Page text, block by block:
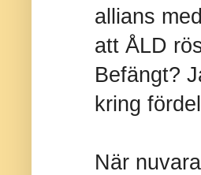
allians
att ÅLD
Befängt?
kring
När